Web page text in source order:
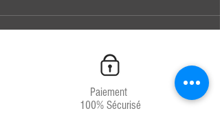
Paiement
100% Sécurisé